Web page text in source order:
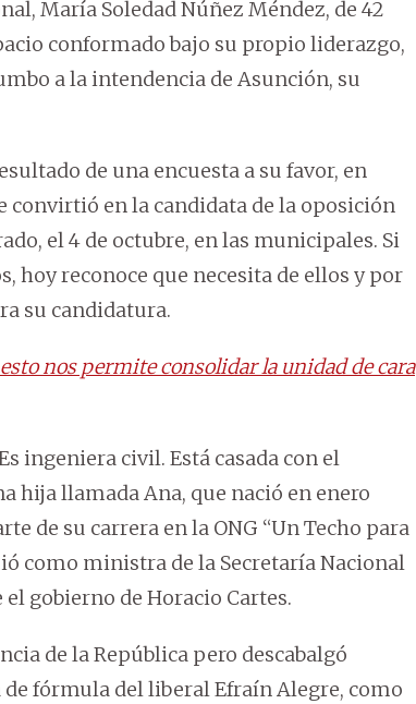
María Soledad Núñez Méndez, de 42
conformado bajo su propio liderazgo,
a la intendencia de Asunción, su
de una encuesta a su favor, en
convirtió en la candidata de la oposición
el 4 de octubre, en las municipales. Si
hoy reconoce que necesita de ellos y por
su candidatura.
nos permite consolidar la unidad de cara
ingeniera civil. Está casada con el
hija llamada Ana, que nació en enero
de su carrera en la ONG “Un Techo para
como ministra de la Secretaría Nacional
gobierno de Horacio Cartes.
de la República pero descabalgó
fórmula del liberal Efraín Alegre, como